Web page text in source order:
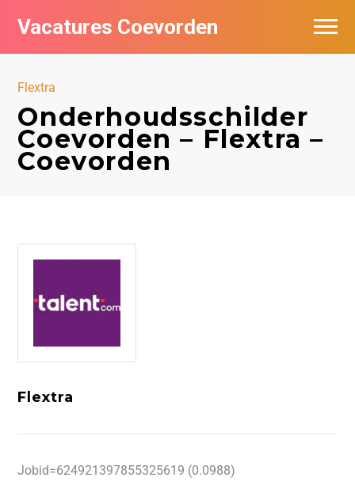
Vacatures Coevorden
Flextra
Onderhoudsschilder
Coevorden – Flextra –
Coevorden
Flextra
Jobid=624921397855325619 (0.0988)
Vacatures per bedrijf
Nieuwsbrief feed